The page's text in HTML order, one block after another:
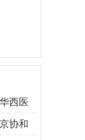
西医
协和